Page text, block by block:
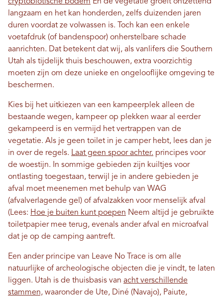
langzaam en het kan honderden, zelfs duizenden jaren
duren voordat ze volwassen is. Toch kan een enkele
voetafdruk (of bandenspoor) onherstelbare schade
aanrichten. Dat betekent dat wij, als vanlifers die Southern
Utah als tijdelijk thuis beschouwen, extra voorzichtig
moeten zijn om deze unieke en ongelooflijke omgeving te
beschermen.
Kies bij het uitkiezen van een kampeerplek alleen de
bestaande wegen, kampeer op plekken waar al eerder
gekampeerd is en vermijd het vertrappen van de
vegetatie. Als je geen toilet in je camper hebt, lees dan je
in over de regels. Laat geen spoor achter. principes voor
de woestijn. In sommige gebieden zijn kuiltjes voor
ontlasting toegestaan, terwijl je in andere gebieden je
afval moet meenemen met behulp van WAG
(afvalverlagende gel) of afvalzakken voor menselijk afval
(Lees: Hoe je buiten kunt poepen Neem altijd je gebruikte
toiletpapier mee terug, evenals ander afval en microafval
dat je op de camping aantreft.
Een ander principe van Leave No Trace is om alle
natuurlijke of archeologische objecten die je vindt, te laten
liggen. Utah is de thuisbasis van acht verschillende
stammen, waaronder de Ute, Diné (Navajo), Paiute,